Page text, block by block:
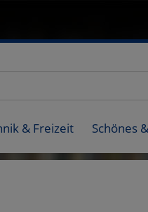
& Freizeit Schönes